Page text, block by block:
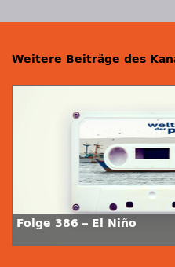
Weitere Beiträge des
Folge 386 – El Niño